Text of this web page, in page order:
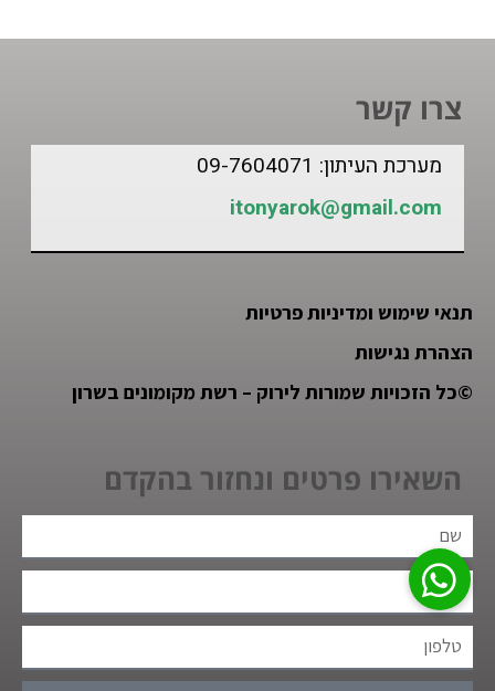
צרו קשר
מערכת העיתון: 09-7604071
itonyarok@gmail.com
תנאי שימוש ומדיניות פרטיות
הצהרת נגישות
©כל הזכויות שמורות לירוק – רשת מקומונים בשרון
השאירו פרטים ונחזור בהקדם